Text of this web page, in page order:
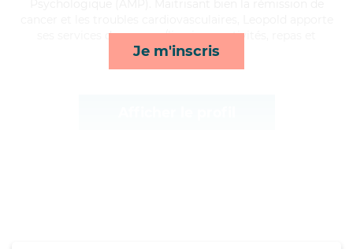
Je m'inscris
ses services de courses/livraison, activités, repas et
ménage*